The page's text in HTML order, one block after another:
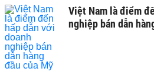
Việt Nam là điểm
nghiệp bán dẫn